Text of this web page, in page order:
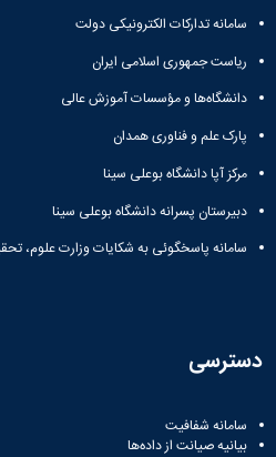
سامانه تدارکات الکترونیکی دولت
ریاست جمهوری اسلامی ایران
دانشگاه‌ها و مؤسسات آموزش عالی
پارک علم و فناوری همدان
مرکز آپا دانشگاه بوعلی سینا
دبیرستان پسرانه دانشگاه بوعلی سینا
سامانه پاسخگوئی به شکایات وزارت علوم،
دسترسی
سامانه شفافیت
بیانیه صیانت از داده‌ها